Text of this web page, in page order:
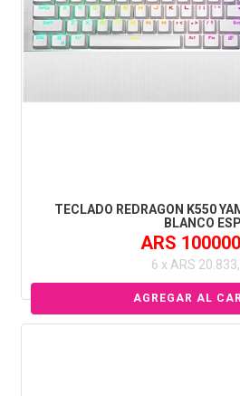
TECLADO REDRAGON K550
BLANCO ESP
ARS
6 x ARS